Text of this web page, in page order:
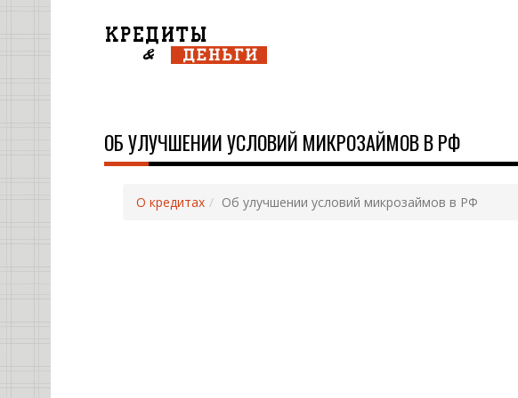
ОБ УЛУЧШЕНИИ УСЛОВИЙ МИКРОЗАЙМОВ В РФ
О кредитах Об улучшении условий микрозаймов в РФ